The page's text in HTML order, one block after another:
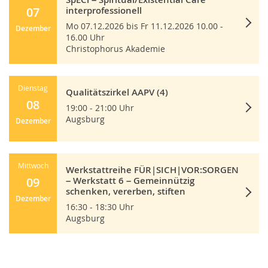
07
Dezember
interprofessionell
Mo 07.12.2026 bis Fr 11.12.2026 10.00 -
16.00 Uhr
Christophorus Akademie
Dienstag
08
Dezember
Qualitätszirkel AAPV (4)
19:00 - 21:00 Uhr
Augsburg
Mittwoch
09
Dezember
Werkstattreihe FÜR|SICH|VOR:SORGEN
– Werkstatt 6 – Gemeinnützig
schenken, vererben, stiften
16:30 - 18:30 Uhr
Augsburg